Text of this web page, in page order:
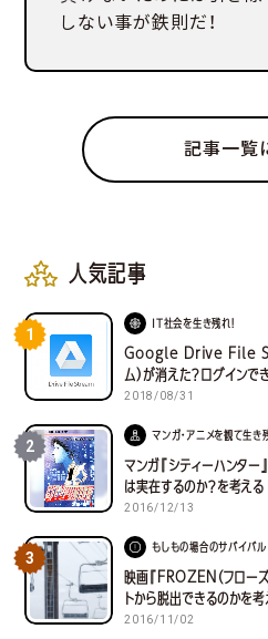
しない事が鉄則だ！
記事一覧
人気記事
1
IT社会を生き残れ！
Google Drive File
ム）が消えた？ログイン
2018/08/31
2
マンガ・アニメを観て生き残
マンガ『シティーハンター
は実在するのか？を考える
2016/12/13
3
もしもの場合のサバイバル
映画『FROZEN（フロー
トから脱出できるのかを考
2016/11/02